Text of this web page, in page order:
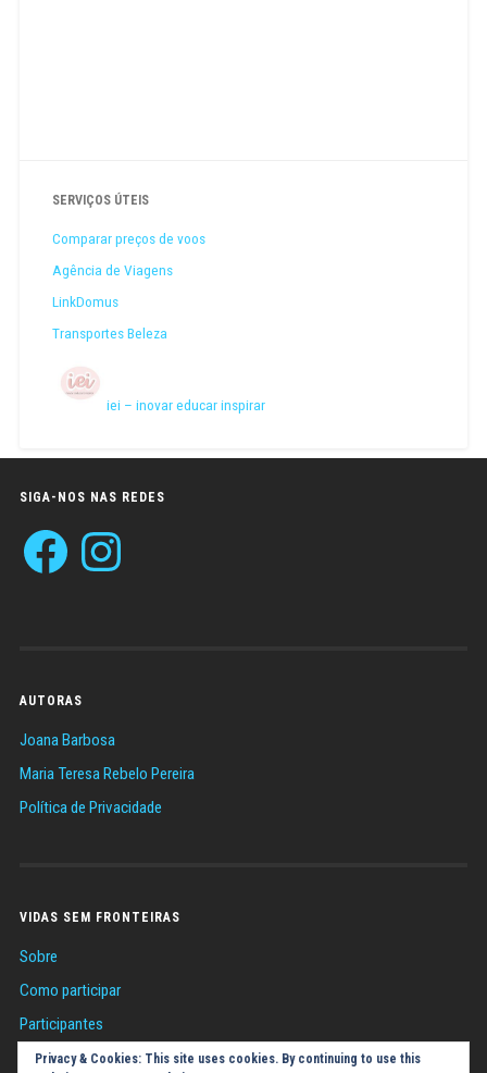
SERVIÇOS ÚTEIS
Comparar preços de voos
Agência de Viagens
LinkDomus
Transportes Beleza
iei – inovar educar inspirar
SIGA-NOS NAS REDES
Facebook Instagram
AUTORAS
Joana Barbosa
Maria Teresa Rebelo Pereira
Política de Privacidade
VIDAS SEM FRONTEIRAS
Sobre
Como participar
Participantes
Sugestões
Privacy & Cookies: This site uses cookies. By continuing to use this